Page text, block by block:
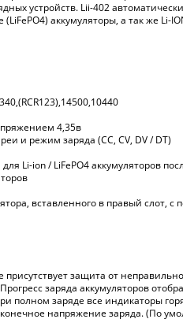
устройств. Lii-402
аккумуляторы, а так же Li-
4,35в
и режим заряда (CC, CV, DV / DT)
Li-ion / LiFePO4 аккумуляторов
вставленного в правый
защита от
заряда аккумуляторов
полном заряде все индикаторы
напряжение заряда. (По